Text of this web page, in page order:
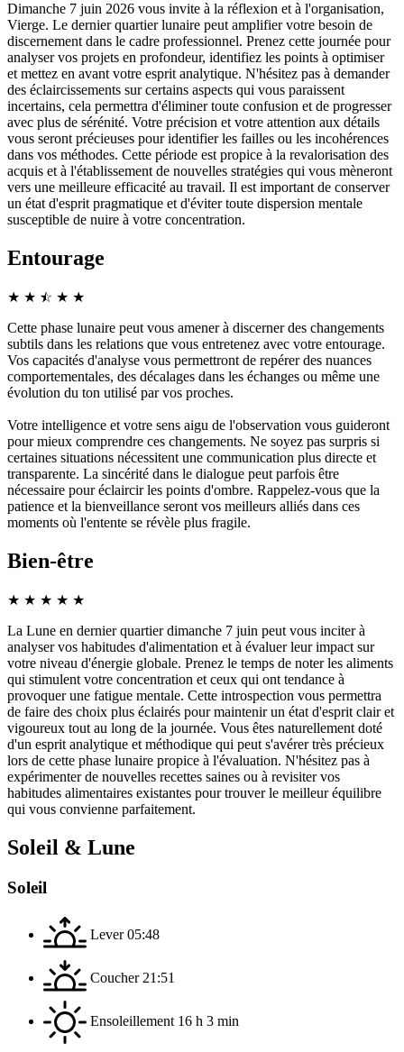
Dimanche 7 juin 2026 vous invite à la réflexion et à l'organisation,
Vierge. Le dernier quartier lunaire peut amplifier votre besoin de
discernement dans le cadre professionnel. Prenez cette journée pour
analyser vos projets en profondeur, identifiez les points à optimiser
et mettez en avant votre esprit analytique. N'hésitez pas à demander
des éclaircissements sur certains aspects qui vous paraissent
incertains, cela permettra d'éliminer toute confusion et de progresser
avec plus de sérénité. Votre précision et votre attention aux détails
vous seront précieuses pour identifier les failles ou les incohérences
dans vos méthodes. Cette période est propice à la revalorisation des
acquis et à l'établissement de nouvelles stratégies qui vous mèneront
vers une meilleure efficacité au travail. Il est important de conserver
un état d'esprit pragmatique et d'éviter toute dispersion mentale
susceptible de nuire à votre concentration.
Entourage
★ ★ ☆
★ ★ ★
Cette phase lunaire peut vous amener à discerner des changements
subtils dans les relations que vous entretenez avec votre entourage.
Vos capacités d'analyse vous permettront de repérer des nuances
comportementales, des décalages dans les échanges ou même une
évolution du ton utilisé par vos proches.
Votre intelligence et votre sens aigu de l'observation vous guideront
pour mieux comprendre ces changements. Ne soyez pas surpris si
certaines situations nécessitent une communication plus directe et
transparente. La sincérité dans le dialogue peut parfois être
nécessaire pour éclaircir les points d'ombre. Rappelez-vous que la
patience et la bienveillance seront vos meilleurs alliés dans ces
moments où l'entente se révèle plus fragile.
Bien-être
★ ★ ★ ★ ★
La Lune en dernier quartier dimanche 7 juin peut vous inciter à
analyser vos habitudes d'alimentation et à évaluer leur impact sur
votre niveau d'énergie globale. Prenez le temps de noter les aliments
qui stimulent votre concentration et ceux qui ont tendance à
provoquer une fatigue mentale. Cette introspection vous permettra
de faire des choix plus éclairés pour maintenir un état d'esprit clair et
vigoureux tout au long de la journée. Vous êtes naturellement doté
d'un esprit analytique et méthodique qui peut s'avérer très précieux
lors de cette phase lunaire propice à l'évaluation. N'hésitez pas à
expérimenter de nouvelles recettes saines ou à revisiter vos
habitudes alimentaires existantes pour trouver le meilleur équilibre
qui vous convienne parfaitement.
Soleil & Lune
Soleil
Lever 05:48
Coucher 21:51
Ensoleillement 16 h 3 min